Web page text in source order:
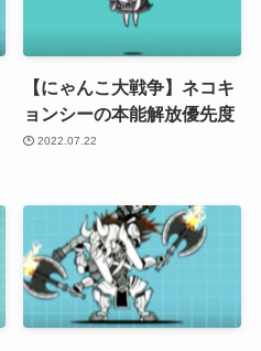
【にゃんこ大戦争】ネコキ
ョンシーの本能解放優先度
2022.07.22